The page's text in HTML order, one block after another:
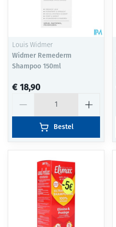
Louis Widmer
Widmer Remederm
Shampoo 150ml
€ 18,90
Bestel